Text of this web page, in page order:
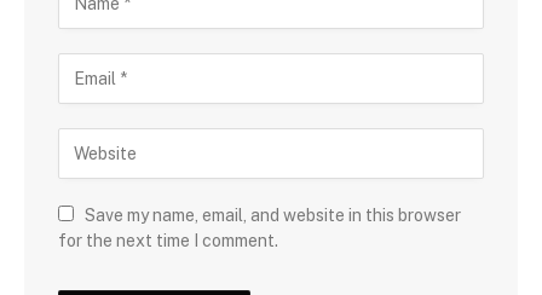
Save my name, email, and website in this browser
for the next time I comment.